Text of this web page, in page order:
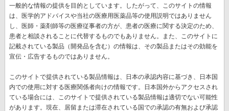
2024年10月31日 お知らせ
「CSR報告書2024」を掲載しました
ペ
ー
ジ
送
り
先
頭
ー
ジ
« 最初
前
ペ
ジ
‹‹
ペ
ー
1
ペ
ー
2
カ
レ
ト
ペ
ー
ジ
3
ペ
ー
4
ペ
ー
5
ペ
ー
6
ペ
ー
7
ペ
ジ
8
ペ
ジ
9
次
ー
ジ
››
最
ペ
ー
ジ
最終 »
新着情報一覧
一般的な情報の提供を目的としています。したがって、このサイトの情報
は、医学的アドバイスや当社の医療用医薬品等の使用説明ではありません
し、医師・薬剤師等の医療従事者の方が、患者の医療に関する決定のため、
患者と相談されることに代替するものでもありません。また、このサイトに
記載されている製品（開発品を含む）の情報は、その製品またはその効能を
宣伝・広告するものではありません。
このサイトで提供されている製品情報は、日本の承認内容に基づき、日本国
内での使用に対する医療関係者向けの情報です。日本国外からアクセスされ
ている場合には、このサイトで提供されている製品情報は適切でない可能性
があります。現在、居留または滞在されている国での承認の有無および承認